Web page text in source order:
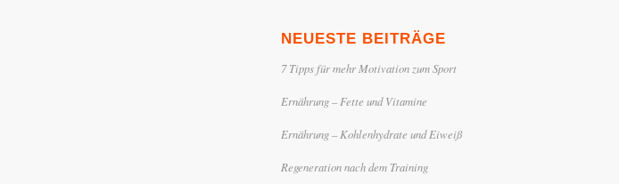
NEUESTE BEITRÄGE
7 Tipps für mehr Motivation zum Sport
Ernährung – Fette und Vitamine
Ernährung – Kohlenhydrate und Eiweiß
Regeneration nach dem Training